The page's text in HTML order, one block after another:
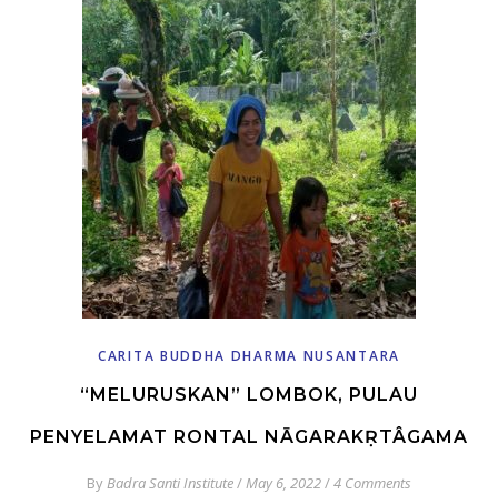
CARITA BUDDHA DHARMA NUSANTARA
“MELURUSKAN” LOMBOK, PULAU
PENYELAMAT RONTAL NĀGARAKṚTÂGAMA
ByBadra Santi Institute/May 6, 2022/4 Comments